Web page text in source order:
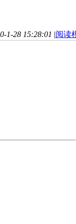
1-28 15:28:01 |阅读